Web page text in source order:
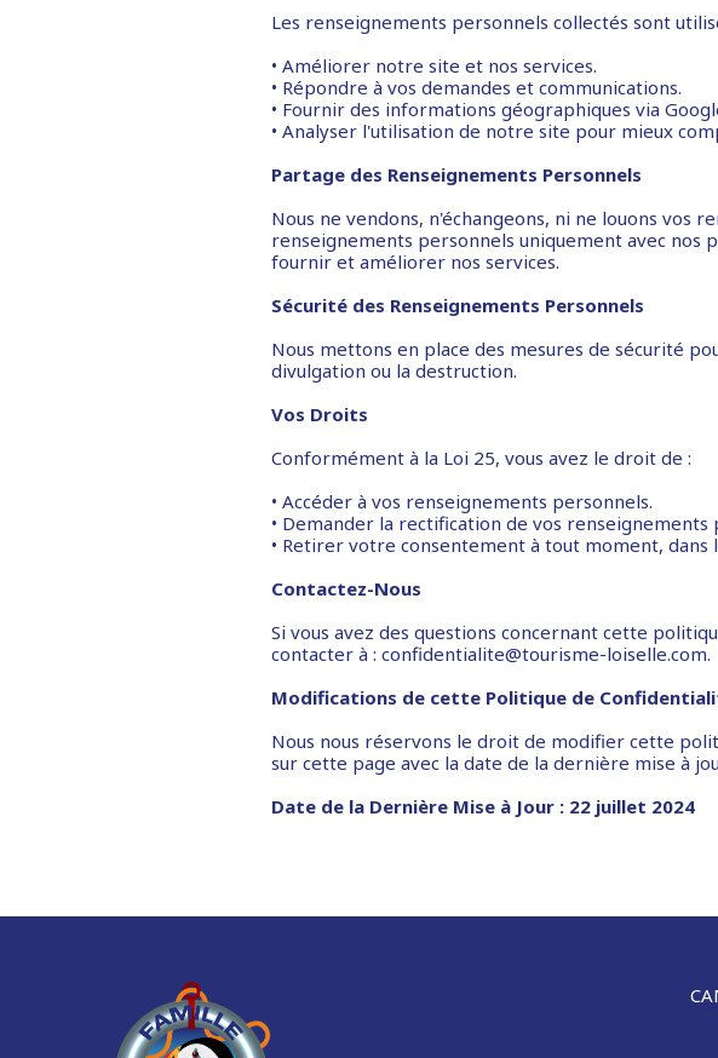
Les renseignements personnels collectés sont
• Améliorer notre site et nos services.
• Répondre à vos demandes et communications.
• Fournir des informations géographiques via
• Analyser l'utilisation de notre site pour mieux
Partage des Renseignements Personnels
Nous ne vendons, n'échangeons, ni ne louons vos
renseignements personnels uniquement avec nos
fournir et améliorer nos services.
Sécurité des Renseignements Personnels
Nous mettons en place des mesures de sécurité
divulgation ou la destruction.
Vos Droits
Conformément à la Loi 25, vous avez le droit de :
• Accéder à vos renseignements personnels.
• Demander la rectification de vos renseignements
• Retirer votre consentement à tout moment,
Contactez-Nous
Si vous avez des questions concernant cette
contacter à : confidentialite@tourisme-loiselle.com.
Modifications de cette Politique de
Nous nous réservons le droit de modifier cette
sur cette page avec la date de la dernière mise à
Date de la Dernière Mise à Jour : 22 juillet 2024